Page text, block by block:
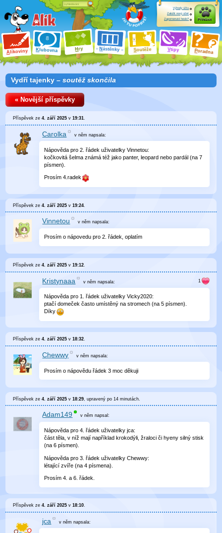
Alíkoviny Klubovna Hry Nástěnky Soutěže Vtipy Poradna
Výhody účtu
Založit nový účet
Zapomenuté heslo?
Přihlásit
Vydří tajenky – soutěž skončila
« Novější příspěvky
Příspěvek ze4. září 2025 v19:31.
Carolka v němnapsala:
Nápověda pro 2. řádek uživatelky Vinnetou:
kočkovitá šelma známá též jako panter, leopard nebo pardál (na 7
písmen).
Prosím 4.radek
Příspěvek ze4. září 2025 v19:24
Vinnetou v němnapsala:
Prosím o nápovedu pro 2. řádek, oplatím
Příspěvek ze4. září 2025 v19:12
Kristynaaa v němnapsala:
Nápověda pro 1. řádek uživatelky Vicky2020:
ptačí domeček často umístěný na stromech (na 5 písmen).
Díky
Příspěvek ze4. září 2025 v18:32.
Chewwy v němnapsala:
Prosím o nápovědu řádek 3 moc děkuji
Příspěvek ze4. září 2025 v18:29 , upravenýpo 14 minutách
Adam149 v němnapsal:
Nápověda pro 4. řádek uživatelky jca:
část těla, v níž mají například krokodýli, žraloci či hyeny silný stisk
(na 6 písmen).
Nápověda pro 3. řádek uživatelky Chewwy:
létající zvíře (na 4 písmena).
Prosím 4. a 6. řádek.
Příspěvek ze4. září 2025 v18:10.
jca v němnapsala: